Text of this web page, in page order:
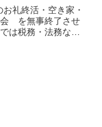
礼終活・空き家・
を無事終了させ
は税務・法務など